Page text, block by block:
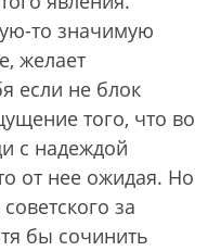
то значимую
желает
если не блок
того, что во
с надеждой
от нее ожидая. Но
за
бы сочинить